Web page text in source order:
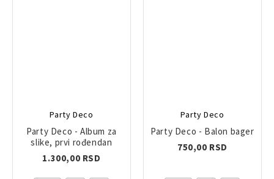
Party Deco
Party Deco - Album za
slike, prvi rođendan
1.300,00 RSD
Party Deco
Party Deco - Balon bager
750,00 RSD